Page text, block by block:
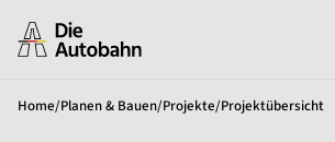
Home/Planen & Bauen/Projekte/Projektübersicht